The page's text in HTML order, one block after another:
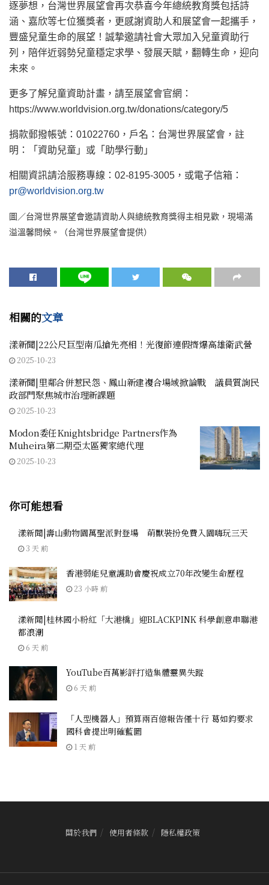
逐夢想，台灣世界展望會再次恭喜今年總統教育獎包括詩
涵、嘉欣等七位獲獎者，更感謝資助人和展望會一起攜手，
豐盛兒童生命的展望！誠摯邀請社會大眾加入兒童資助行
列，陪伴近弱勢兒童穩定求學、發展天賦，翻轉生命，迎向
未來。
更多了解兒童資助計畫，請至展望會官網：
https://www.worldvision.org.tw/donations/category/5
捐款郵撥帳號：01022760，戶名：台灣世界展望會，註
明：「資助兒童」或「助學行動」
相關資訊請洽服務專線：02-8195-3005，或電子信箱：
pr@worldvision.org.tw
圖／台灣世界展望會邀請資助人與總統教育獎得主相見歡，現場滿
溢溫馨問候。（台灣世界展望會提供）
相關的文章
漾新聞|22公尺巨型南瓜搶先亮相！光復節連假擠爆高雄衛武營
2025-10-23
漾新聞|里鄰合併惹民怨、鳳山新建複合場域掀論戰 議員質詢民
政部門聚焦城市治理新課題
2025-10-23
Modon委任Knightsbridge Partners作為
Muheira第二期亞太區獨家總代理
2025-10-23
你可能想看
漾新聞|壽山動物園萬聖派對登場 萌獸裝扮免費入園嗨玩三天
3 天 前
香港弱能兒童護助會慶祝成立70年改變生命歷程
23 小時 前
漾新聞|桂林國小粉紅「大港橋」迎BLACKPINK 科學創意串聯港
都浪潮
6 天 前
YouTube百萬影評打造集體靈異失蹤
6 天 前
「人型機器人」預算兩百億報告僅十行 葛如鈞要求
國科會提出明確藍圖
1 天 前
關於我們 使用者條款 隱私權政策